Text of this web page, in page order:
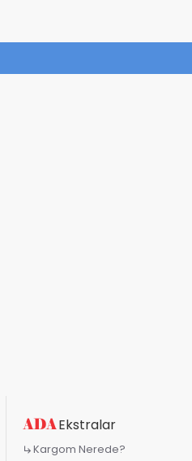
Ekstralar
Kargom Nerede?